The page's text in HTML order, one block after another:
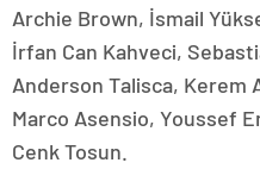
Archie Brown, İsmail
İrfan Can Kahveci,
Anderson Talisca, Kerem
Marco Asensio, Youssef
Cenk Tosun.